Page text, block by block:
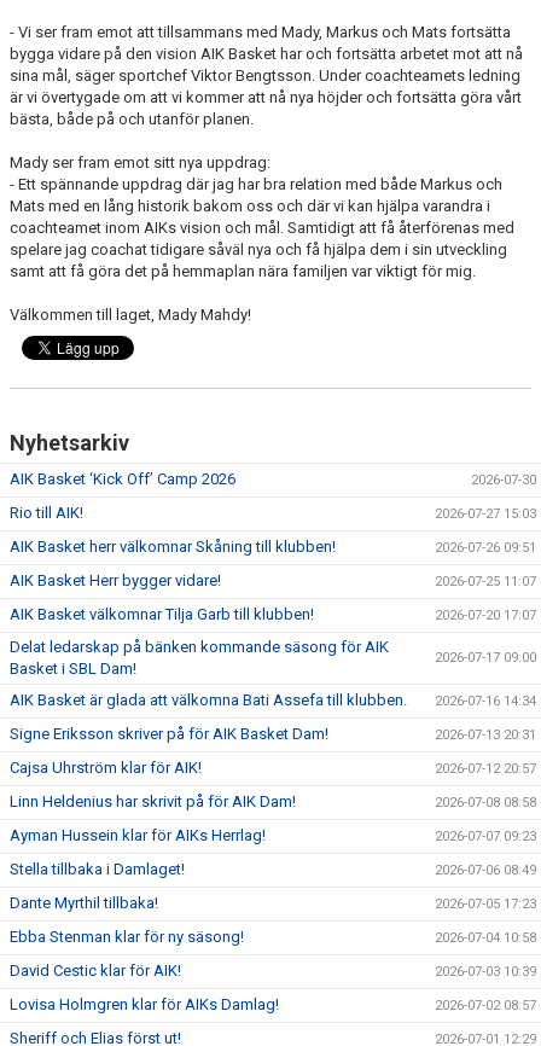
- Vi ser fram emot att tillsammans med Mady, Markus och Mats fortsätta
bygga vidare på den vision AIK Basket har och fortsätta arbetet mot att nå
sina mål, säger sportchef Viktor Bengtsson. Under coachteamets ledning
är vi övertygade om att vi kommer att nå nya höjder och fortsätta göra vårt
bästa, både på och utanför planen.
Mady ser fram emot sitt nya uppdrag:
- Ett spännande uppdrag där jag har bra relation med både Markus och
Mats med en lång historik bakom oss och där vi kan hjälpa varandra i
coachteamet inom AIKs vision och mål. Samtidigt att få återförenas med
spelare jag coachat tidigare såväl nya och få hjälpa dem i sin utveckling
samt att få göra det på hemmaplan nära familjen var viktigt för mig.
Välkommen till laget, Mady Mahdy!
Nyhetsarkiv
AIK Basket ‘Kick Off’ Camp 2026 2026-07-30
Rio till AIK! 2026-07-27 15:03
AIK Basket herr välkomnar Skåning till klubben! 2026-07-26 09:51
AIK Basket Herr bygger vidare! 2026-07-25 11:07
AIK Basket välkomnar Tilja Garb till klubben! 2026-07-20 17:07
Delat ledarskap på bänken kommande säsong för AIK
Basket i SBL Dam!
2026-07-17 09:00
AIK Basket är glada att välkomna Bati Assefa till klubben. 2026-07-16 14:34
Signe Eriksson skriver på för AIK Basket Dam! 2026-07-13 20:31
Cajsa Uhrström klar för AIK! 2026-07-12 20:57
Linn Heldenius har skrivit på för AIK Dam! 2026-07-08 08:58
Ayman Hussein klar för AIKs Herrlag! 2026-07-07 09:23
Stella tillbaka i Damlaget! 2026-07-06 08:49
Dante Myrthil tillbaka! 2026-07-05 17:23
Ebba Stenman klar för ny säsong! 2026-07-04 10:58
David Cestic klar för AIK! 2026-07-03 10:39
Lovisa Holmgren klar för AIKs Damlag! 2026-07-02 08:57
Sheriff och Elias först ut! 2026-07-01 12:29